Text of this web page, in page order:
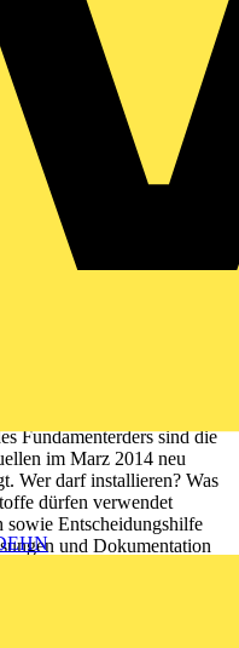
DIN
Fundamenterders sind die
im Marz 2014 neu
Wer darf installieren? Was
dürfen verwendet
sowie Entscheidungshilfe
und Dokumentation
gemäß neuer